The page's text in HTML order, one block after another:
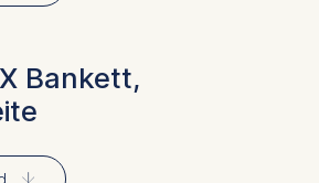
Bankett,